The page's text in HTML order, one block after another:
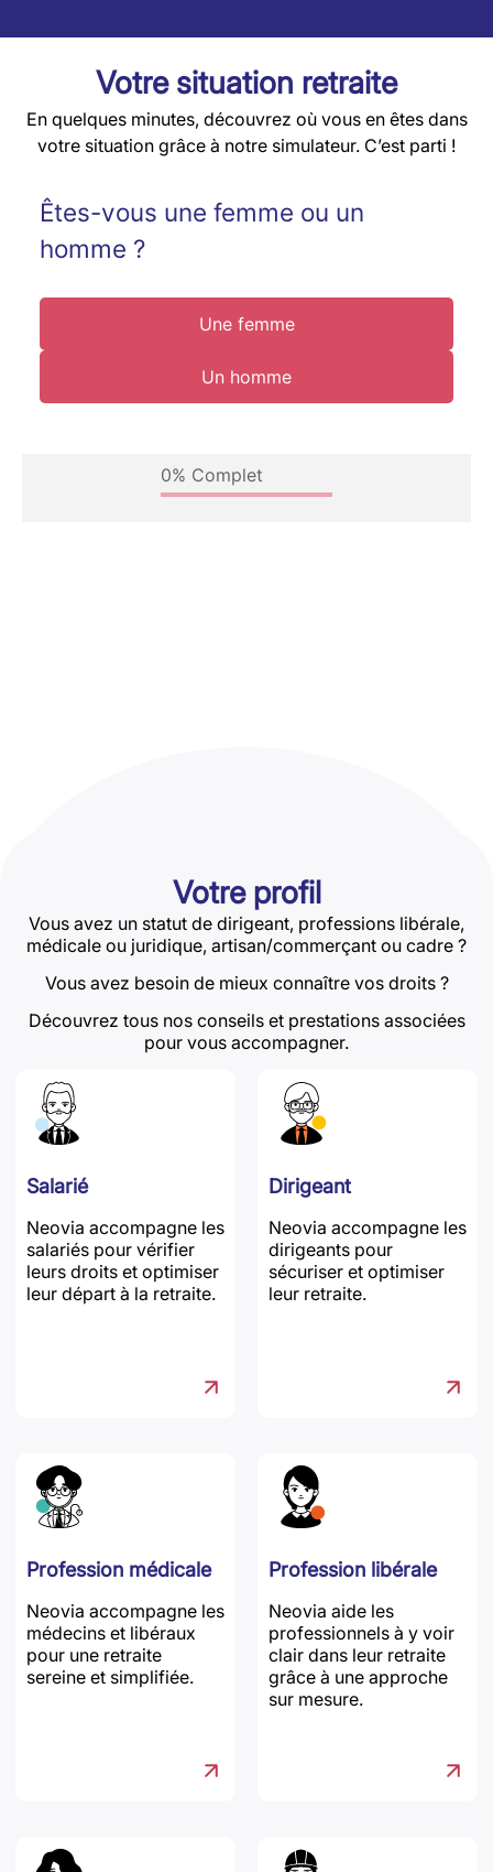
Votre situation retraite
En quelques minutes, découvrez où vous en êtes dans
votre situation grâce à notre simulateur. C’est parti !
Votre profil
Vous avez un statut de dirigeant, professions libérale,
médicale ou juridique, artisan/commerçant ou cadre ?
Vous avez besoin de mieux connaître vos droits ?
Découvrez tous nos conseils et prestations associées
pour vous accompagner.
Salarié
Neovia accompagne les
salariés pour vérifier
leurs droits et optimiser
leur départ à la retraite.
Dirigeant
Neovia accompagne les
dirigeants pour
sécuriser et optimiser
leur retraite.
Profession médicale
Neovia accompagne les
médecins et libéraux
pour une retraite
sereine et simplifiée.
Profession libérale
Neovia aide les
professionnels à y voir
clair dans leur retraite
grâce à une approche
sur mesure.